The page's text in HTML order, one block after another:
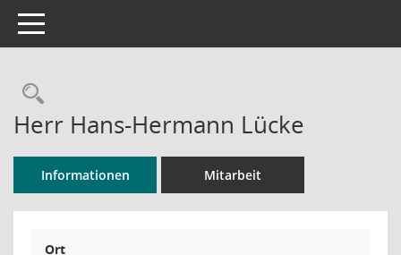
Toggle navigation
Rechercheauswahl
Herr Hans-Hermann Lücke
Informationen Mitarbeit
Ort